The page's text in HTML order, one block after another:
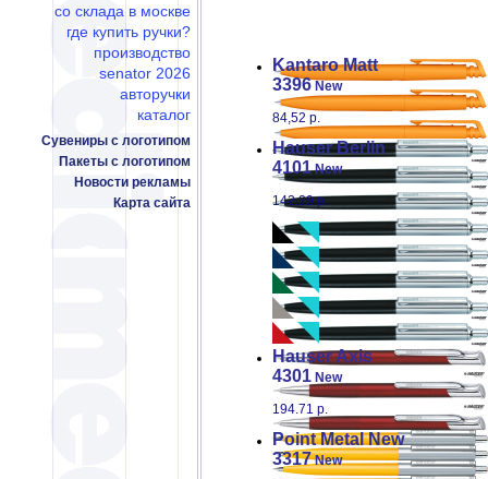
со склада в москве
где купить ручки?
производство
senator 2026
авторучки
каталог
Сувениры с логотипом
Пакеты с логотипом
Новости рекламы
Карта сайта
Kantaro Matt
3396 New
84,52 р.
Hauser Berlin
4101New
142.29 р.
HauserAxis
4301 New
194.71 р.
Point Metal New
3317New